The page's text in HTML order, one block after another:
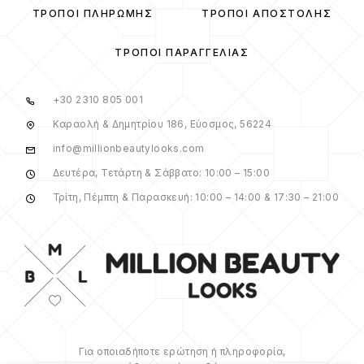
ΤΡΌΠΟΙ ΠΛΗΡΩΜΉΣ ΤΡΌΠΟΙ ΑΠΟΣΤΟΛΉΣ
ΤΡΌΠΟΙ ΠΑΡΑΓΓΕΛΊΑΣ
+30 2310 805 001
Καραολή & Δημητρίου 186, Εύοσμος, 56224
info@millionbeautylooks.com
Δευτέρα, Τετάρτη & Σάββατο: 10:00 – 15:00
Τρίτη, Πέμπτη & Παρασκευή: 10:00 – 14:00 & 17:30 – 21:00
Για οποιαδήποτε ερώτηση ή πληροφορία,